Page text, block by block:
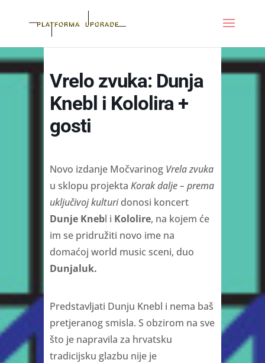
Vrelo zvuka: Dunja
Knebl i Kololira +
gosti
Novo izdanje Močvarinog Vrela zvuka
u sklopu projekta Korak dalje – prema
uključivoj kulturidonosi koncert
Dunje Knebl i Kololire, na kojem će
im se pridružiti novo ime na
domaćoj world music sceni, duo
Dunjaluk.
Predstavljati Dunju Knebl i nema baš
pretjeranog smisla. S obzirom na sve
što je napravila za hrvatsku
tradicijsku glazbu nije je